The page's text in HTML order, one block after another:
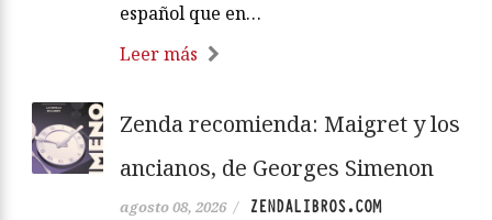
español que en…
Leer más
Zenda recomienda: Maigret y los
ancianos, de Georges Simenon
agosto 08, 2026 / ZENDALIBROS.COM